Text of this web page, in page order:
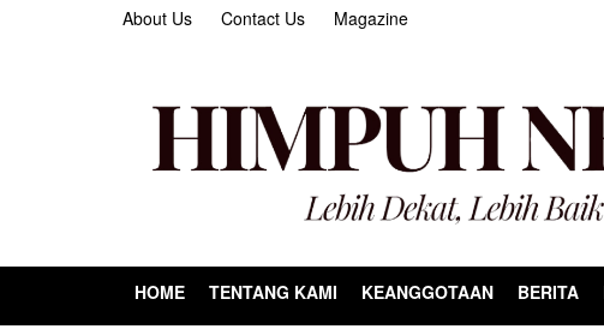
About Us Contact Us Magazine
HOME TENTANG KAMI KEANGGOTAAN BERITA